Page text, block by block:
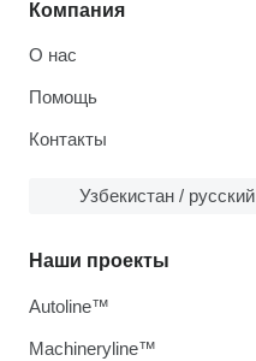
Компания
О нас
Помощь
Контакты
Узбекистан / русский
Наши проекты
Autoline™
Machineryline™